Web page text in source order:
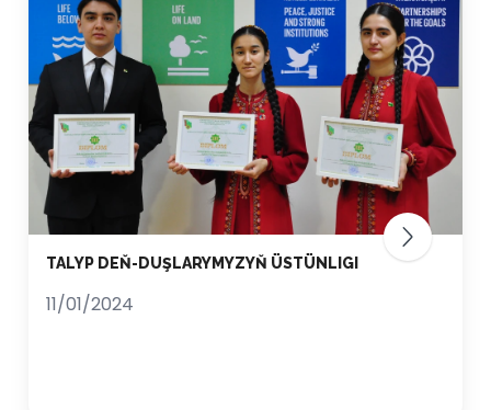
TALYP DEŇ-DUŞLARYMYZYŇ ÜSTÜNLIGI
11/01/2024